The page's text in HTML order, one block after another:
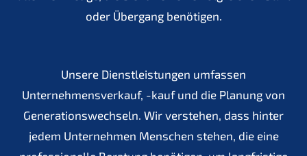
oder Übergang benötigen.
Unsere Dienstleistungen umfassen
Unternehmensverkauf, -kauf und die Planung von
Generationswechseln. Wir verstehen, dass hinter
jedem Unternehmen Menschen stehen, die eine